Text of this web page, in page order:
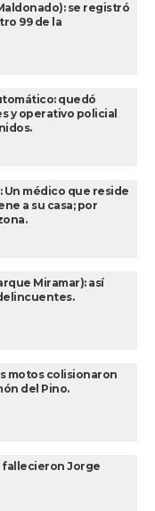
se registró
99 de la
quedó
y operativo policial
Un médico que reside
a su casa; por
Miramar): así
motos colisionaron
del Pino.
fallecieron Jorge